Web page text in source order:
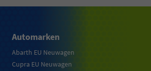
Automarken
Abarth EU Neuwagen
Cupra EU Neuwagen